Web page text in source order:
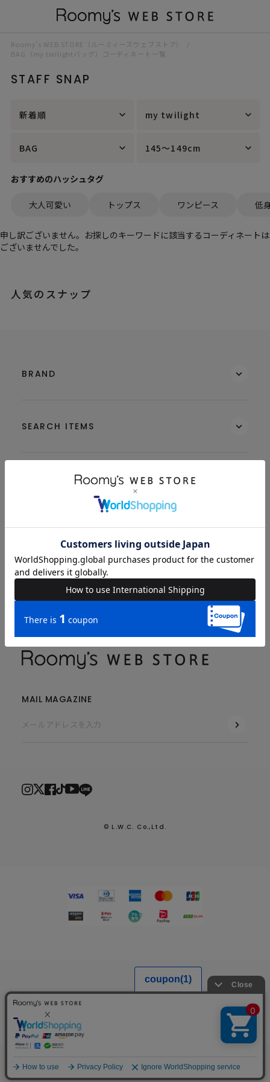
Roomy’s WEB STORE（ルーミィーズウェブストア）
BAG（my twilightバッグ）コーディネート一覧
STAFF SNAP
新着順 my twilight
BAG 145～149cm
おすすめのハッシュタグ
大人可愛い トップス ワンピース 低
申し訳ございません。お探しのキーワードに該当するコーディネートは
ございませんでした。
人気のスナップ
BRAND
SEARCH ITEMS
GUIDE & HELP
MAIL MAGAZINE
© L.W.C. Co.,Ltd.